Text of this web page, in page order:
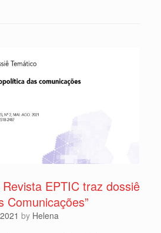
EPTIC traz dossiê
Comunicações”
by Helena